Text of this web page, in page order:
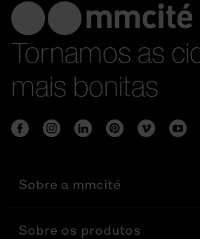
Tornamos as
mais bonitas
Sobre a mmcité
Sobre os produtos